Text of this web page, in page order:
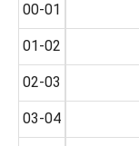
00-01
01-02
02-03
03-04